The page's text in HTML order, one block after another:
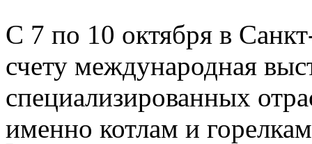
С 7 по 10 октября в
счету международная
специализированных
именно котлам и